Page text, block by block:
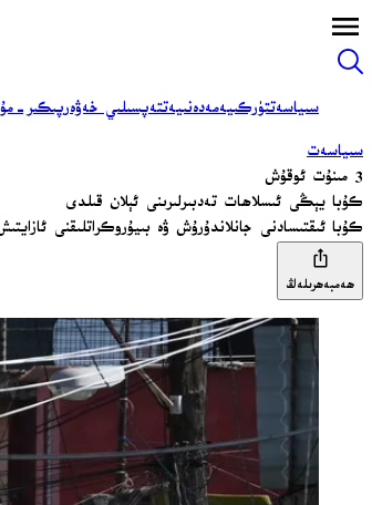
سىياسەتتۈركىيەمەدەنىيەتتەپسىلىي خەۋەرپىكىر-
سىياسەت
3 مىنۇت ئوقۇش
كۇبا يېڭى ئىسلاھات تەدبىرلىرىنى ئېلان قىلدى
كۇبا ئىقتىسادنى جانلاندۇرۇش ۋە بىيۇروكراتلىقنى
ھەمبەھرىلەڭ